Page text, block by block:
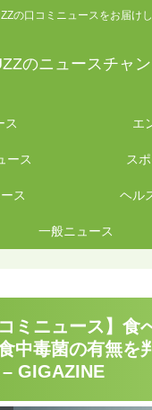
の口コミニュースをお届け
のニュースチャ
ス エ
ース ス
ス ヘル
一般ニュース
ミニュース】食
中毒菌の有無を
GIGAZINE